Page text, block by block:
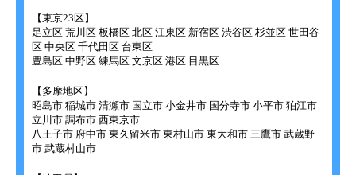
【東京23区】
足立区 荒川区 板橋区 北区 江東区 新宿区 渋谷区 杉並区 世田谷
区 中央区 千代田区 台東区
豊島区 中野区 練馬区 文京区 港区 目黒区
【多摩地区】
昭島市 稲城市 清瀬市 国立市 小金井市 国分寺市 小平市 狛江市
立川市 調布市 西東京市
八王子市 府中市 東久留米市 東村山市 東大和市 三鷹市 武蔵野
市 武蔵村山市